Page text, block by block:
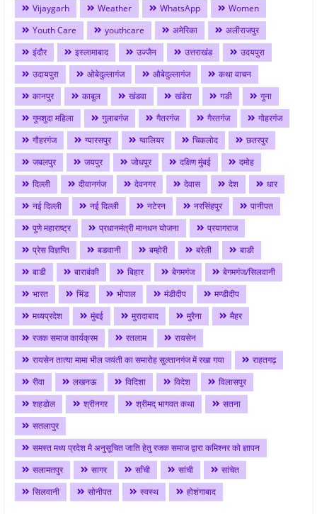
Vijaygarh
Weather WhatsApp
Women
Youth Care
youthcare अमेरिका
अलीराजपुर
इंदौर
इस्लामाबाद उज्जैन उत्तराखंड
उदयपुरा
उदायपुरा
ओबेदुल्लागंज औबेदुल्लागंज
कथा वाचन
कानपुर
काबुल खंडवा खंडेरा गङी
गुना
गुमशुदा महिला
गुलाबगंज गैतरगंज गैरतगंज
गोहरगंज
गौहरगंज
ग्यारसपुर ग्वालियर चिकलोद
छतरपुर
जबलपुर
जयपुर जोधपुर दक्षिण मुंबई
दमोह
दिल्ली
दीवानगंज देवनगर देवास देश
धार
नई दिल्ली
नई दिल्ली नटेरन नरसिंहपुर
पानीपत
पुणे महाराष्ट्र
प्रधानमंत्री मानधन योजना
प्रयागराज
प्रेस विज्ञप्ति
बङवानी बम्होरी बरेली
बाङी
बाडी
बाराबंकी बिहार बेगमगंज
बेगमगंज/सिलवानी
भारत
भिंड भोपाल मंडीदीप
मण्डीदीप
मध्यप्रदेश
मुंबई मुरादाबाद मुरैना
मैहर
रजक समाज कार्यक्रम
रतलाम
रायसेन
रायसेन तात्या मामा भील जयंती का समारोह सुल्तानगंज में रखा गया
राहतगढ़
रीवा
लखनऊ विदिशा विदेश
विलासपुर
शहडोल
श्रीनगर श्रीमद् भागवत कथा
सतना
सतलापुर
समस्त मध्य प्रदेश मै अनुसूचित जाति हेतु रजक समाज द्वारा कमिश्नर को ज्ञापन
सलामतपुर
सागर साँची सांची
सांचेत
सिलवानी
सोनीपत स्वस्थ होशंगाबाद